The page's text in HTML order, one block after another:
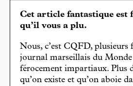
Cet article fantastique est
qu’il vous a plu.
Nous, c’est CQFD, plusieurs
journal marseillais du Monde
férocement impartiaux. Plus
qu’on existe et qu’on aboie